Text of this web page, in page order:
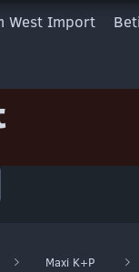
West Import
Maxi K+P